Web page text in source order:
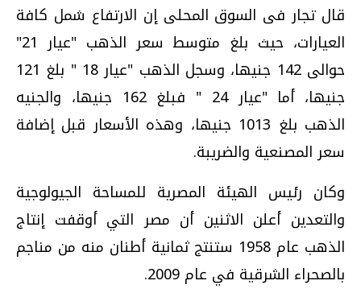
قال تجار فى السوق المحلى إن الارتفاع شمل كافة
العيارات، حيث بلغ متوسط سعر الذهب "عيار 21"
حوالى 142 جنيها، وسجل الذهب "عيار 18 " بلغ 121
جنيها، أما "عيار 24 " فبلغ 162 جنيها، والجنيه
الذهب بلغ 1013 جنيها، وهذه الأسعار قبل إضافة
سعر المصنعية والضريبة.
وكان رئيس الهيئة المصرية للمساحة الجيولوجية
والتعدين أعلن الاثنين أن مصر التي أوقفت إنتاج
الذهب عام 1958 ستنتج ثمانية أطنان منه من مناجم
بالصحراء الشرقية في عام 2009.